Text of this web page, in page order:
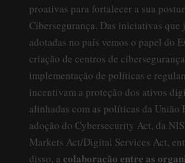
proativas para fortalecer a sua
Cibersegurança. Das iniciativas que
adotadas no país vemos o papel do
criação de centros de
implementação de políticas e
incentivam a proteção dos ativos
alinhadas com as políticas da União
adoção do Cybersecurity Act, da
Markets Act/Digital Services Act,
disso, a colaboração entre as